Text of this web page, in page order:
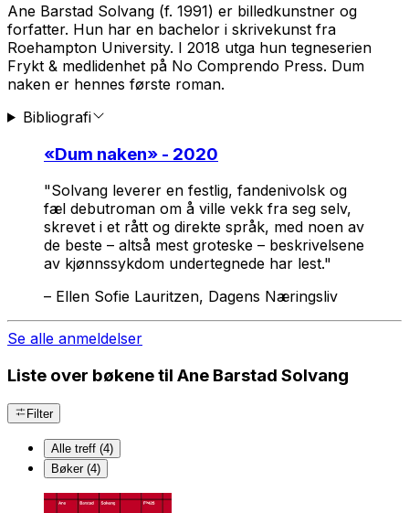
Ane Barstad Solvang (f. 1991) er billedkunstner og
forfatter. Hun har en bachelor i skrivekunst fra
Roehampton University. I 2018 utga hun tegneserien
Frykt & medlidenhet på No Comprendo Press. Dum
naken er hennes første roman.
Bibliografi
«Dum naken» - 2020
"Solvang leverer en festlig, fandenivolsk og
fæl debutroman om å ville vekk fra seg selv,
skrevet i et rått og direkte språk, med noen av
de beste – altså mest groteske – beskrivelsene
av kjønnssykdom undertegnede har lest."
– Ellen Sofie Lauritzen, Dagens Næringsliv
Se alle anmeldelser
Liste over bøkene til Ane Barstad Solvang
Filter
Alle treff (4)
Bøker (4)